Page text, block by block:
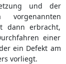
und der
dann erbracht,
einer
ein Defekt am
vorliegt.